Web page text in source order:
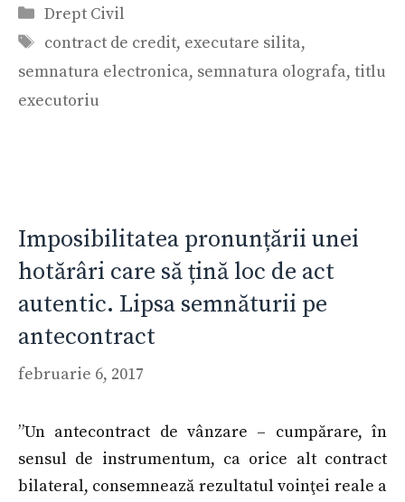
Categorii
Drept Civil
Etichete
contract de credit, executare silita,
semnatura electronica, semnatura olografa, titlu
executoriu
Imposibilitatea pronunțării unei
hotărâri care să țină loc de act
autentic. Lipsa semnăturii pe
antecontract
februarie 6, 2017
”Un antecontract de vânzare – cumpărare, în
sensul de instrumentum, ca orice alt contract
bilateral, consemnează rezultatul voinţei reale a